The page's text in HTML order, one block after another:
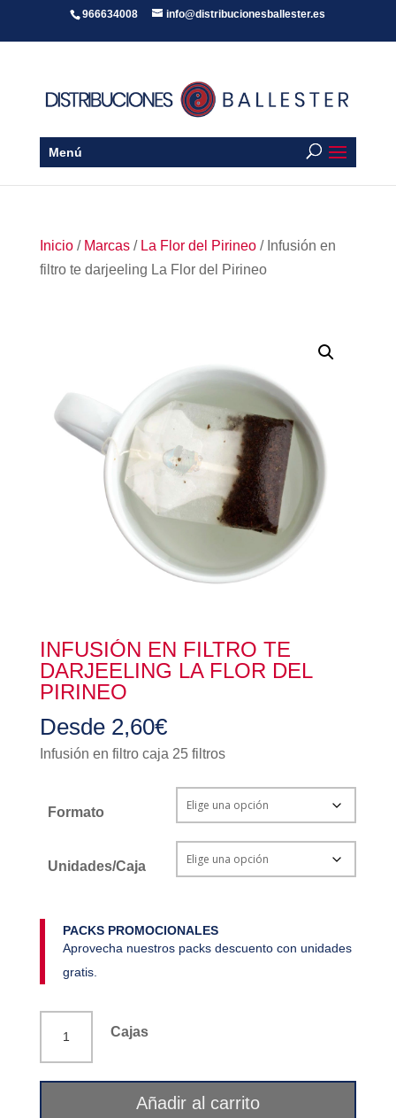
966634008 info@distribucionesballester.es
Menú
Inicio/ Marcas/ La Flor del Pirineo/ Infusión en
filtro te darjeeling La Flor del Pirineo
INFUSIÓN EN FILTRO TE
DARJEELING LA FLOR DEL
PIRINEO
Desde 2,60€
Infusión en filtro caja 25 filtros
Formato
Unidades/Caja
PACKS PROMOCIONALES
Aprovecha nuestros packs descuento con unidades
gratis.
Cajas
Añadir al carrito